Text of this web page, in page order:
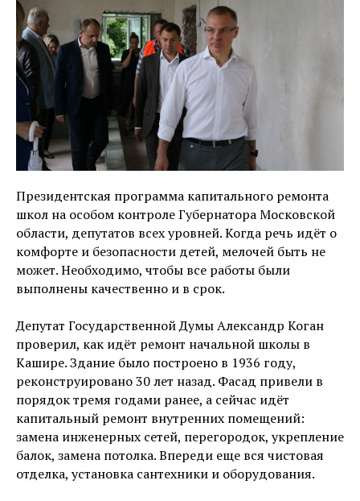
Президентская программа капитального ремонта
школ на особом контроле Губернатора Московской
области, депутатов всех уровней. Когда речь идёт о
комфорте и безопасности детей, мелочей быть не
может. Необходимо, чтобы все работы были
выполнены качественно и в срок.
Депутат Государственной Думы Александр Коган
проверил, как идёт ремонт начальной школы в
Кашире. Здание было построено в 1936 году,
реконструировано 30 лет назад. Фасад привели в
порядок тремя годами ранее, а сейчас идёт
капитальный ремонт внутренних помещений:
замена инженерных сетей, перегородок, укрепление
балок, замена потолка. Впереди еще вся чистовая
отделка, установка сантехники и оборудования.